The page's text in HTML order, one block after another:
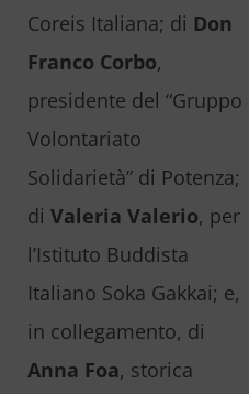
Coreis Italiana; di Don
Franco Corbo,
presidente del “Gruppo
Volontariato
Solidarietà” di Potenza;
di Valeria Valerio, per
l’Istituto Buddista
Italiano Soka Gakkai; e,
in collegamento, di
Anna Foa, storica